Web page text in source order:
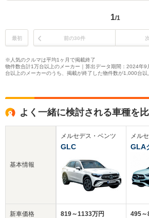
1/1
最初 前の30件
※人気のクルマは平均1ヶ月で掲載終了
物件数合計1万台以上のメーカー｜算出データ期間：2024年
台以上のメーカーのうち、掲載が終了した物件数が1,000台以
よく一緒に検討される車種を
基本情報
新車価格
メルセデス・ベンツ
GLC
819～1133万円
メル
GLA
495～